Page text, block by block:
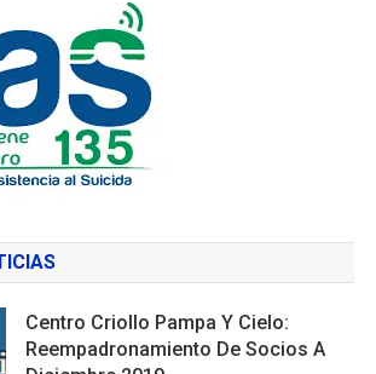
Centro Criollo Pampa Y Cielo:
Reempadronamiento De Socios A